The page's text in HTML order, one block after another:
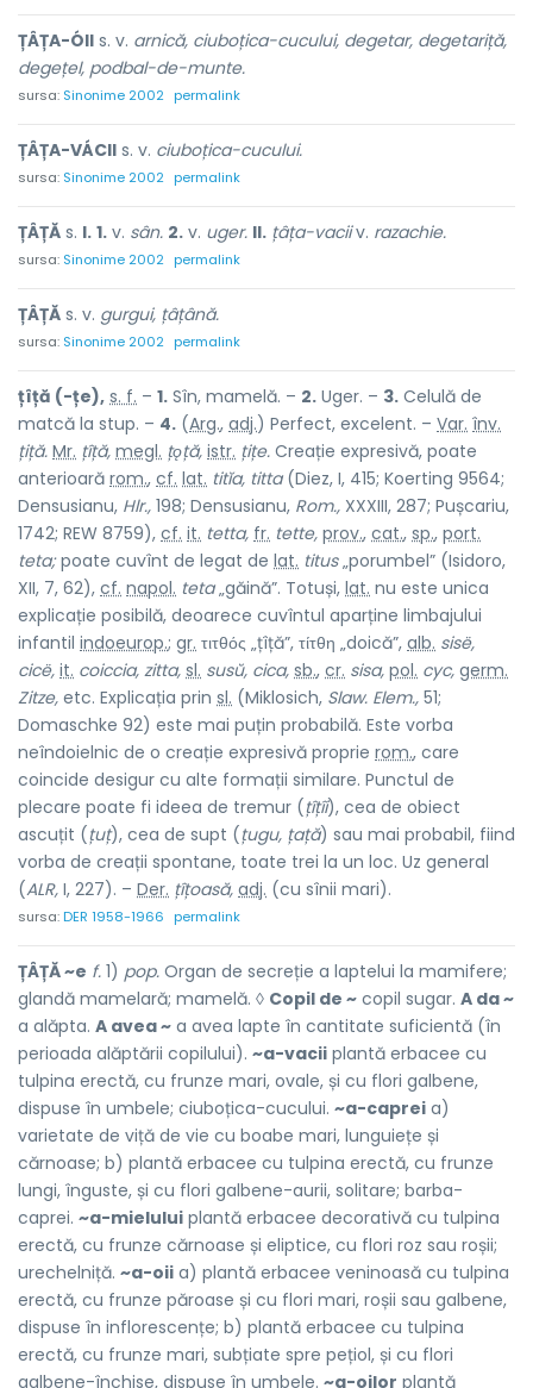
ȚÂȚA-ÓII s. v. arnică, ciuboțica-cucului, degetar, degetariță,
degețel, podbal-de-munte.
sursa: Sinonime 2002 permalink
ȚÂȚA-VÁCII s. v. ciuboțica-cucului.
sursa: Sinonime 2002 permalink
ȚÂȚĂ s. I. 1. v. sân. 2. v. uger. II. țâța-vaciiv. razachie.
sursa: Sinonime 2002 permalink
ȚÂȚĂ s. v. gurgui, țâțână.
sursa: Sinonime 2002 permalink
țîță (-țe), s. f. – 1. Sîn, mamelă. – 2. Uger. – 3. Celulă de
matcă la stup. – 4. (Arg., adj.) Perfect, excelent. – Var. înv.
țiță. Mr. țîță, megl. țǫță, istr. țițe. Creație expresivă, poate
anterioară rom., cf. lat. titĭa, titta(Diez, I, 415; Koerting 9564;
Densusianu, Hlr., 198; Densusianu, Rom., XXXIII, 287; Pușcariu,
1742; REW 8759), cf. it. tetta, fr. tette, prov., cat., sp., port.
teta;poate cuvînt de legat de lat. titus„porumbel” (Isidoro,
XII, 7, 62), cf. napol. teta„găină”. Totuși, lat. nu este unica
explicație posibilă, deoarece cuvîntul aparține limbajului
infantil indoeurop.; gr. τιτθός „țîță”, τίτθη „doică”, alb. sisë,
cicë, it. coiccia, zitta, sl. susŭ, cica, sb., cr. sisa, pol. cyc, germ.
Zitze, etc. Explicația prin sl. (Miklosich, Slaw. Elem., 51;
Domaschke 92) este mai puțin probabilă. Este vorba
neîndoielnic de o creație expresivă proprie rom., care
coincide desigur cu alte formații similare. Punctul de
plecare poate fi ideea de tremur (țîțîi), cea de obiect
ascuțit (țuț), cea de supt (țugu, țață) sau mai probabil, fiind
vorba de creații spontane, toate trei la un loc. Uz general
(ALR, I, 227). – Der. țîțoasă, adj. (cu sînii mari).
sursa:DER 1958-1966 permalink
ȚÂȚĂ ~e f. 1) pop. Organ de secreție a laptelui la mamifere;
glandă mamelară; mamelă. ◊ Copil de ~ copil sugar. A da ~
a alăpta. A avea ~ a avea lapte în cantitate suficientă (în
perioada alăptării copilului). ~a-vacii plantă erbacee cu
tulpina erectă, cu frunze mari, ovale, și cu flori galbene,
dispuse în umbele; ciuboțica-cucului. ~a-caprei a)
varietate de viță de vie cu boabe mari, lunguiețe și
cărnoase; b) plantă erbacee cu tulpina erectă, cu frunze
lungi, înguste, și cu flori galbene-aurii, solitare; barba-
caprei. ~a-mielului plantă erbacee decorativă cu tulpina
erectă, cu frunze cărnoase și eliptice, cu flori roz sau roșii;
urechelniță. ~a-oii a) plantă erbacee veninoasă cu tulpina
erectă, cu frunze păroase și cu flori mari, roșii sau galbene,
dispuse în inflorescențe; b) plantă erbacee cu tulpina
erectă, cu frunze mari, subțiate spre pețiol, și cu flori
galbene-închise, dispuse în umbele. ~a-oilor plantă